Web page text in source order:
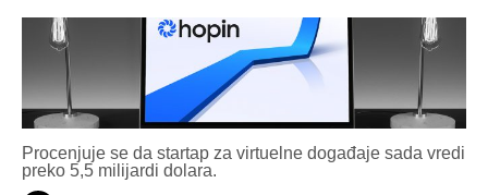
Procenjuje se da startap za virtuelne događaje sada vredi
preko 5,5 milijardi dolara.